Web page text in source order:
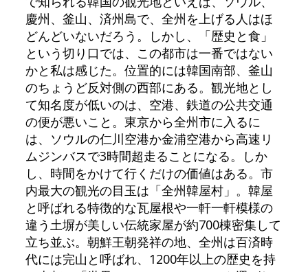
慶州、釜山、済州島で、全州を上げる人はほ
どんどいないだろう。しかし、「歴史と食」
という切り口では、この都市は一番ではない
かと私は感じた。位置的には韓国南部、釜山
のちょうど反対側の西部にある。観光地とし
て知名度が低いのは、空港、鉄道の公共交通
の便が悪いこと。東京から全州市に入るに
は、ソウルの仁川空港か金浦空港から高速リ
ムジンバスで3時間超走ることになる。しか
し、時間をかけて行くだけの価値はある。市
内最大の観光の目玉は「全州韓屋村」。韓屋
と呼ばれる特徴的な瓦屋根や一軒一軒模様の
違う土塀が美しい伝統家屋が約700棟密集して
立ち並ぶ。朝鮮王朝発祥の地、全州は百済時
代には完山と呼ばれ、1200年以上の歴史を持